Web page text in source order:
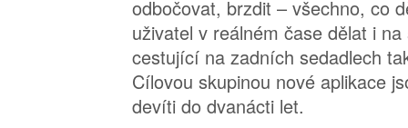
odbočovat, brzdit – všechno, co
uživatel v reálném čase dělat i
cestující na zadních sedadlech
Cílovou skupinou nové aplikace
devíti do dvanácti let.